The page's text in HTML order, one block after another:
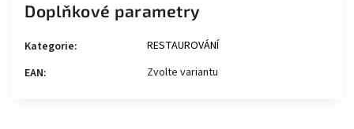
Doplňkové parametry
Kategorie:
RESTAUROVÁNÍ
EAN: Zvolte variantu